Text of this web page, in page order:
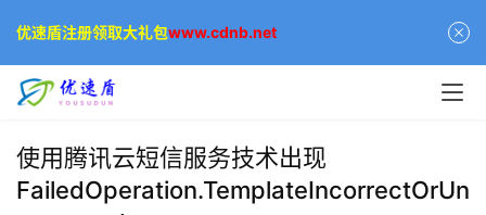
使用腾讯云短信服务技术出现
FailedOperation.TemplateIncorrectOrUn
优速盾注册领取大礼包www.cdnb.net